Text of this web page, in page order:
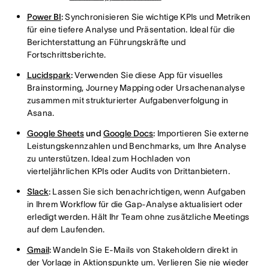
Power BI:Synchronisieren Sie wichtige KPIs und Metriken
für eine tiefere Analyse und Präsentation. Ideal für die
Berichterstattung an Führungskräfte und
Fortschrittsberichte.
Lucidspark:Verwenden Sie diese App für visuelles
Brainstorming, Journey Mapping oder Ursachenanalyse
zusammen mit strukturierter Aufgabenverfolgung in
Asana.
Google SheetsundGoogle Docs: Importieren Sie externe
Leistungskennzahlen und Benchmarks, um Ihre Analyse
zu unterstützen. Ideal zum Hochladen von
vierteljährlichen KPIs oder Audits von Drittanbietern.
Slack: Lassen Sie sich benachrichtigen, wenn Aufgaben
in Ihrem Workflow für die Gap-Analyse aktualisiert oder
erledigt werden. Hält Ihr Team ohne zusätzliche Meetings
auf dem Laufenden.
Gmail:Wandeln Sie E-Mails von Stakeholdern direkt in
der Vorlage in Aktionspunkte um. Verlieren Sie nie wieder